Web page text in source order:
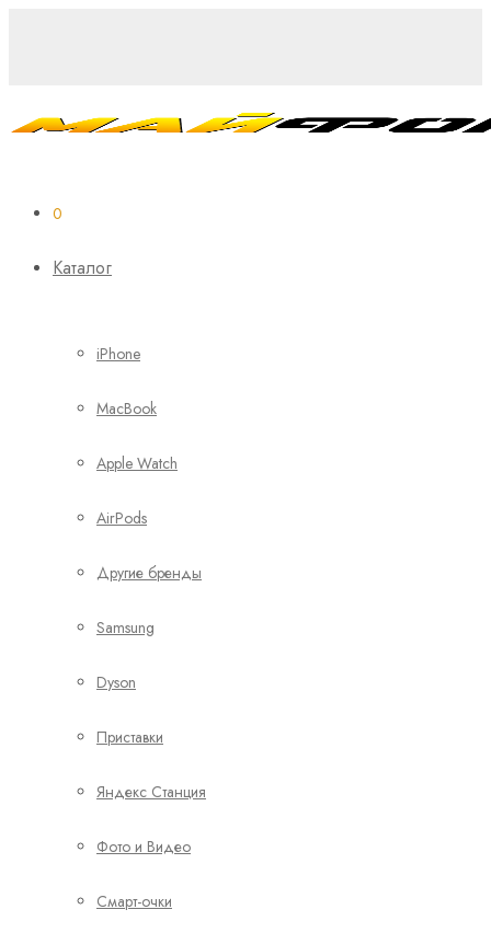
0
Каталог
iPhone
MacBook
Apple Watch
AirPods
Другие бренды
Samsung
Dyson
Приставки
Яндекс Станция
Фото и Видео
Смарт-очки